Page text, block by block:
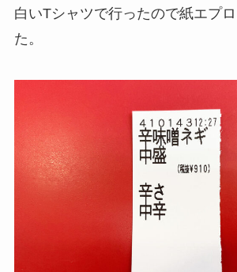
白いTシャツで行ったので紙エプ
た。